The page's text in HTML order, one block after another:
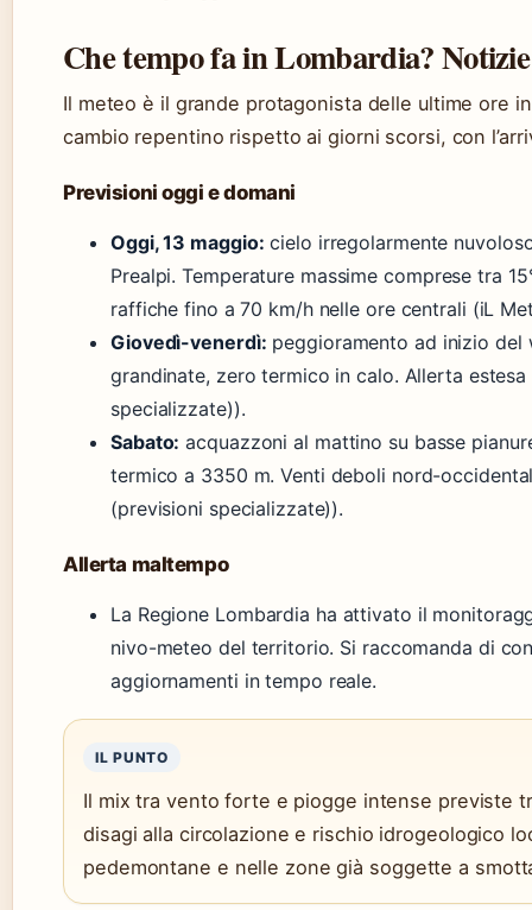
Che tempo fa in Lombardia?
Il meteo è il grande protagonista delle ultime ore
cambio repentino rispetto ai giorni scorsi, con
Previsioni oggi e domani
Oggi, 13 maggio: cielo irregolarmente
Prealpi. Temperature massime comprese tra
raffiche fino a 70 km/h nelle ore centrali (iL
Giovedì-venerdì: peggioramento ad inizio del
grandinate, zero termico in calo. Allerta
specializzate)).
Sabato: acquazzoni al mattino su basse
termico a 3350 m. Venti deboli nord-
(previsioni specializzate)).
Allerta maltempo
La Regione Lombardia ha attivato il
nivo-meteo del territorio. Si raccomanda di
aggiornamenti in tempo reale.
IL PUNTO
Il mix tra vento forte e piogge intense previste
disagi alla circolazione e rischio idrogeologico
pedemontane e nelle zone già soggette a